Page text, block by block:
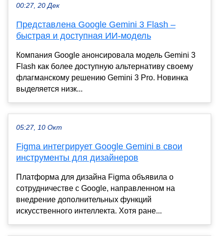
00:27, 20 Дек
Представлена Google Gemini 3 Flash –
быстрая и доступная ИИ-модель
Компания Google анонсировала модель Gemini 3
Flash как более доступную альтернативу своему
флагманскому решению Gemini 3 Pro. Новинка
выделяется низк...
05:27, 10 Окт
Figma интегрирует Google Gemini в свои
инструменты для дизайнеров
Платформа для дизайна Figma объявила о
сотрудничестве с Google, направленном на
внедрение дополнительных функций
искусственного интеллекта. Хотя ране...